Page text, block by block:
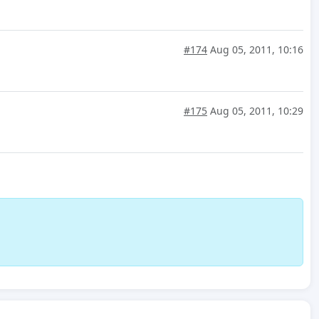
#174 Aug 05, 2011, 10:16
#175 Aug 05, 2011, 10:29